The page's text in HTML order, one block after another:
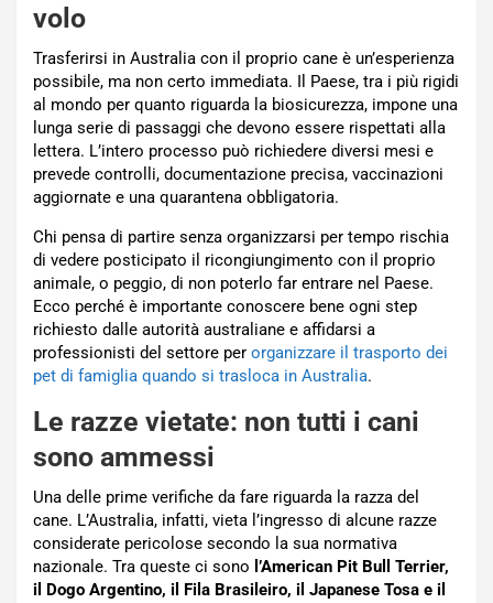
volo
Trasferirsi in Australia con il proprio cane è un’esperienza
possibile, ma non certo immediata. Il Paese, tra i più rigidi
al mondo per quanto riguarda la biosicurezza, impone una
lunga serie di passaggi che devono essere rispettati alla
lettera. L’intero processo può richiedere diversi mesi e
prevede controlli, documentazione precisa, vaccinazioni
aggiornate e una quarantena obbligatoria.
Chi pensa di partire senza organizzarsi per tempo rischia
di vedere posticipato il ricongiungimento con il proprio
animale, o peggio, di non poterlo far entrare nel Paese.
Ecco perché è importante conoscere bene ogni step
richiesto dalle autorità australiane e affidarsi a
professionisti del settore per organizzare il trasporto dei
pet di famiglia quando si trasloca in Australia.
Le razze vietate: non tutti i cani
sono ammessi
Una delle prime verifiche da fare riguarda la razza del
cane. L’Australia, infatti, vieta l’ingresso di alcune razze
considerate pericolose secondo la sua normativa
nazionale. Tra queste ci sono l’American Pit Bull Terrier,
il Dogo Argentino, il Fila Brasileiro, il Japanese Tosa e il